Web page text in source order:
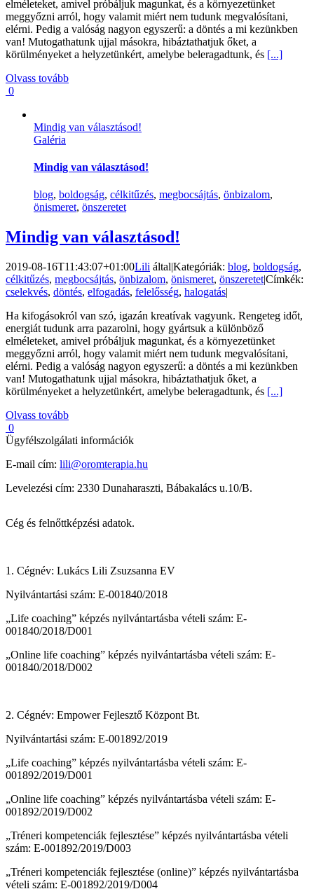
elméleteket, amivel próbáljuk magunkat, és a környezetünket
meggyőzni arról, hogy valamit miért nem tudunk megvalósítani,
elérni. Pedig a valóság nagyon egyszerű: a döntés a mi kezünkben
van! Mutogathatunk ujjal másokra, hibáztathatjuk őket, a
körülményeket a helyzetünkért, amelybe beleragadtunk, és [...]
Olvass tovább
0
Mindig van választásod!
Galéria
Mindig van választásod!
blog, boldogság, célkitűzés, megbocsájtás, önbizalom,
önismeret, önszeretet
Mindig van választásod!
2019-08-16T11:43:07+01:00Lili által|Kategóriák: blog, boldogság,
célkitűzés, megbocsájtás, önbizalom, önismeret, önszeretet|Címkék:
cselekvés, döntés, elfogadás, felelősség, halogatás|
Ha kifogásokról van szó, igazán kreatívak vagyunk. Rengeteg időt,
energiát tudunk arra pazarolni, hogy gyártsuk a különböző
elméleteket, amivel próbáljuk magunkat, és a környezetünket
meggyőzni arról, hogy valamit miért nem tudunk megvalósítani,
elérni. Pedig a valóság nagyon egyszerű: a döntés a mi kezünkben
van! Mutogathatunk ujjal másokra, hibáztathatjuk őket, a
körülményeket a helyzetünkért, amelybe beleragadtunk, és [...]
Olvass tovább
0
Ügyfélszolgálati információk
E-mail cím: lili@oromterapia.hu
Levelezési cím: 2330 Dunaharaszti, Bábakalács u.10/B.
Cég és felnőttképzési adatok.
1. Cégnév: Lukács Lili Zsuzsanna EV
Nyilvántartási szám: E-001840/2018
„Life coaching” képzés nyilvántartásba vételi szám: E-
001840/2018/D001
„Online life coaching” képzés nyilvántartásba vételi szám: E-
001840/2018/D002
2. Cégnév: Empower Fejlesztő Központ Bt.
Nyilvántartási szám: E-001892/2019
„Life coaching” képzés nyilvántartásba vételi szám: E-
001892/2019/D001
„Online life coaching” képzés nyilvántartásba vételi szám: E-
001892/2019/D002
„Tréneri kompetenciák fejlesztése” képzés nyilvántartásba vételi
szám: E-001892/2019/D003
„Tréneri kompetenciák fejlesztése (online)” képzés nyilvántartásba
vételi szám: E-001892/2019/D004